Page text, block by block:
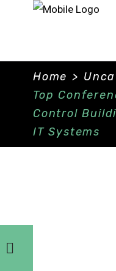
Home >
Top
Control
IT Systems